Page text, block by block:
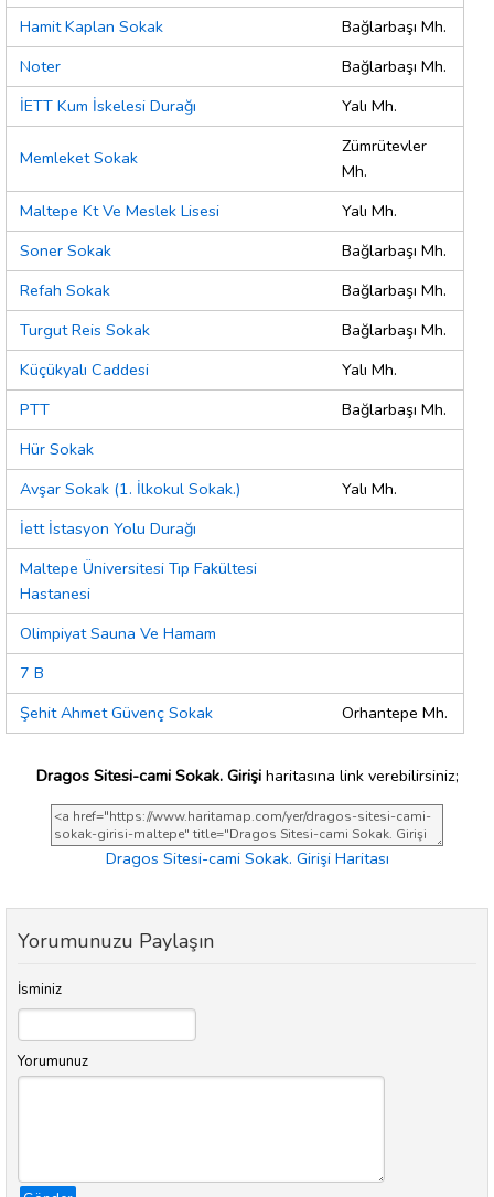
Hamit Kaplan Sokak
Bağlarbaşı Mh.
Noter
Bağlarbaşı Mh.
İETT Kum İskelesi Durağı
Yalı Mh.
Memleket Sokak
Zümrütevler
Mh.
Maltepe Kt Ve Meslek Lisesi
Yalı Mh.
Soner Sokak
Bağlarbaşı Mh.
Refah Sokak
Bağlarbaşı Mh.
Turgut Reis Sokak
Bağlarbaşı Mh.
Küçükyalı Caddesi
Yalı Mh.
PTT
Bağlarbaşı Mh.
Hür Sokak
Avşar Sokak (1. İlkokul Sokak.)
Yalı Mh.
İett İstasyon Yolu Durağı
Maltepe Üniversitesi Tıp Fakültesi
Hastanesi
Olimpiyat Sauna Ve Hamam
7 B
Şehit Ahmet Güvenç Sokak
Orhantepe Mh.
Dragos Sitesi-cami Sokak. Girişiharitasına link verebilirsiniz;
Dragos Sitesi-cami Sokak. Girişi Haritası
Yorumunuzu Paylaşın
İsminiz
Yorumunuz